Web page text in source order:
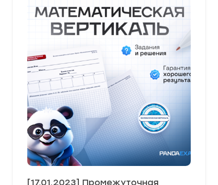
[17.01.2023] Промежуточная